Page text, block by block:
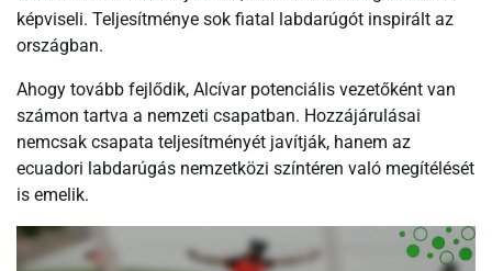
képviseli. Teljesítménye sok fiatal labdarúgót inspirált az
országban.
Ahogy tovább fejlődik, Alcívar potenciális vezetőként van
számon tartva a nemzeti csapatban. Hozzájárulásai
nemcsak csapata teljesítményét javítják, hanem az
ecuadori labdarúgás nemzetközi színtéren való megítélését
is emelik.